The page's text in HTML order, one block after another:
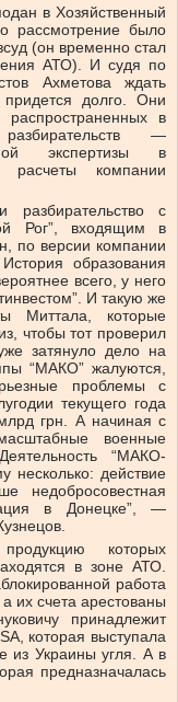
в Хозяйственный
рассмотрение было
(он временно стал
АТО). И судя по
Ахметова ждать
долго. Они
в
—
экспертизы в
расчеты компании
с
Рог”, входящим в
по версии компании
образования
всего, у него
И такую же
Миттала, которые
чтобы тот проверил
затянуло дело на
“МАКО” жалуются,
проблемы с
текущего года
грн. А начиная с
военные
“МАКО-
несколько: действие
недобросовестная
в Донецке”, —
которых
в зоне АТО.
работа
их счета арестованы
принадлежит
которая выступала
из Украины угля. А в
предназначалась